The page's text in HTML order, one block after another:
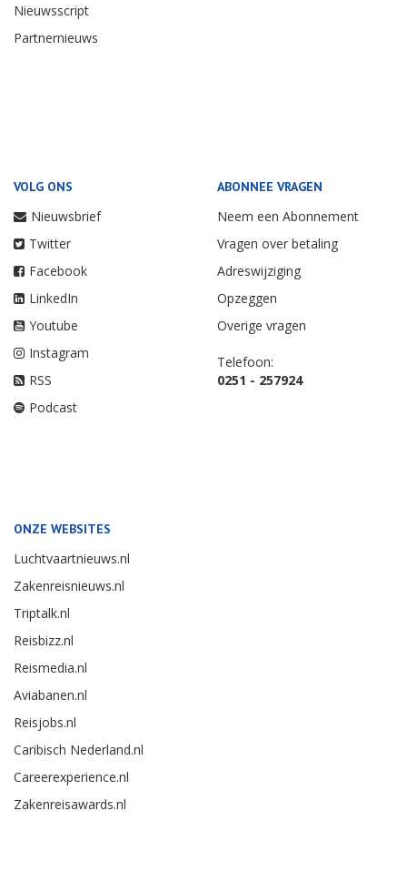
Nieuwsscript
Partnernieuws
VOLG ONS
Nieuwsbrief
Twitter
Facebook
LinkedIn
Youtube
Instagram
RSS
Podcast
ABONNEE VRAGEN
Neem een Abonnement
Vragen over betaling
Adreswijziging
Opzeggen
Overige vragen
Telefoon:
0251 - 257924
ONZE WEBSITES
Luchtvaartnieuws.nl
Zakenreisnieuws.nl
Triptalk.nl
Reisbizz.nl
Reismedia.nl
Aviabanen.nl
Reisjobs.nl
Caribisch Nederland.nl
Careerexperience.nl
Zakenreisawards.nl